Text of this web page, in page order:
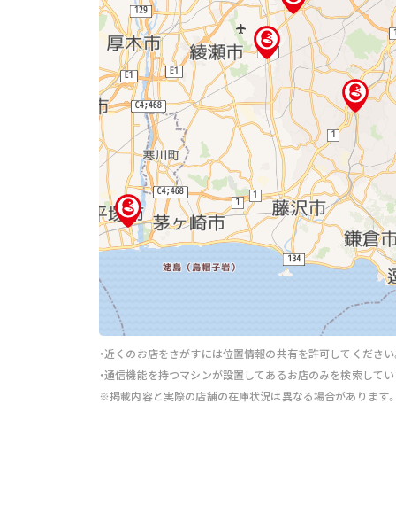
・近くのお店をさがすには位置情報の共有を許可してください
・通信機能を持つマシンが設置してあるお店のみを検索して
※掲載内容と実際の店舗の在庫状況は異なる場合があります